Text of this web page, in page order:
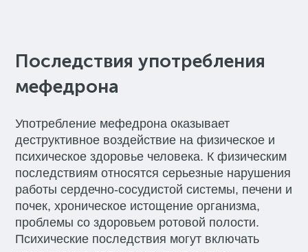
Последствия употребления
мефедрона
Употребление мефедрона оказывает
деструктивное воздействие на физическое и
психическое здоровье человека. К физическим
последствиям относятся серьезные нарушения
работы сердечно-сосудистой системы, печени и
почек, хроническое истощение организма,
проблемы со здоровьем ротовой полости.
Психические последствия могут включать